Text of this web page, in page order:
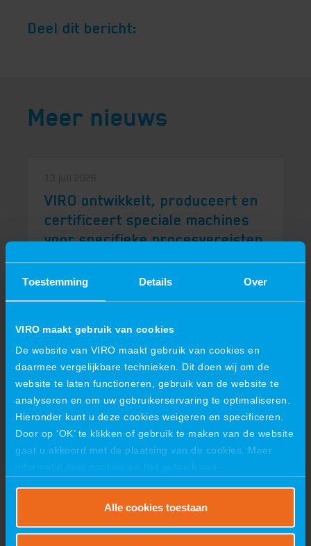
Toestemming Details Over
VIRO maakt gebruik van cookies
De website van VIRO maakt gebruik van cookies en
daarmee vergelijkbare technieken. Dit doen wij om de
website te laten functioneren, gebruik van de website te
analyseren en om uw gebruikerservaring te optimaliseren.
Hieronder kunt u deze cookies weigeren en specificeren.
Door op ‘OK’ te klikken of gebruik te maken van de website
gaat u akkoord met de plaatsing van de cookies. Meer
informatie over cookies en het gebruik van
Alle cookies toestaan
Deel dit bericht:
Meer nieuws
VIRO ontwikkelt, produceert en
certificeert speciale machines
voor specifieke procesvereisten
VIRO ontwikkelt, produceert en certificeert
speciale machines voor specifieke
19 juni 2026
VIRO viert succesvolle première
op ILA Berlin 2026
VIRO viert succesvolle première op ILA Berlin
2026Eerste deelname aan de toonaangevende...